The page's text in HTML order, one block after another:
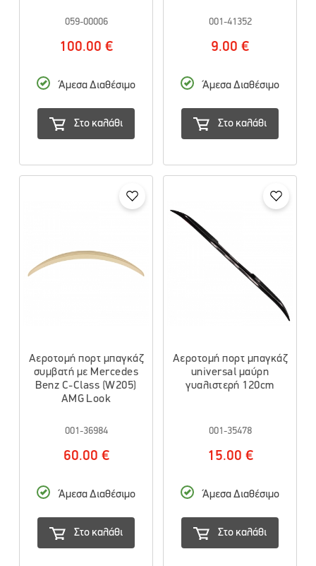
059-00006
100.00 €
Άμεσα Διαθέσιμο
Στο καλάθι
001-41352
9.00 €
Άμεσα Διαθέσιμο
Στο καλάθι
Αεροτομή πορτ μπαγκάζ
συμβατή με Mercedes
Benz C-Class (W205)
AMG Look
001-36984
60.00 €
Άμεσα Διαθέσιμο
Στο καλάθι
Αεροτομή πορτ μπαγκάζ
universal μαύρη
γυαλιστερή 120cm
001-35478
15.00 €
Άμεσα Διαθέσιμο
Στο καλάθι